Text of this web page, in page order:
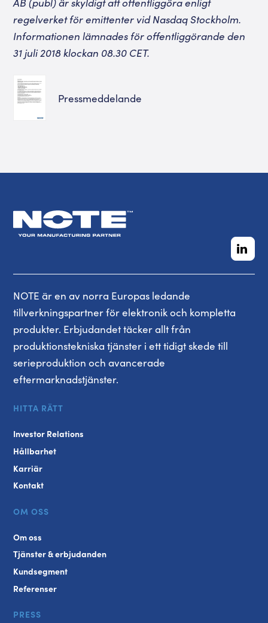
regelverket för emittenter vid Nasdaq Stockholm.
Informationen lämnades för offentliggörande den
31 juli 2018 klockan 08.30 CET.
Pressmeddelande
NOTE är en av norra Europas ledande
tillverkningspartner för elektronik och kompletta
produkter. Erbjudandet täcker allt från
produktionstekniska tjänster i ett tidigt skede till
serieproduktion och avancerade
eftermarknadstjänster.
HITTA RÄTT
Investor Relations
Hållbarhet
Karriär
Kontakt
OM OSS
Om oss
Tjänster & erbjudanden
Kundsegment
Referenser
PRESS